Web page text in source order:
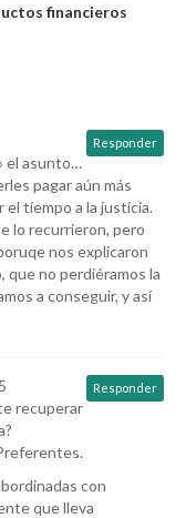
financieros
Responder
el asunto…
pagar aún más
tiempo a la justicia.
lo recurrieron, pero
nos explicaron
que no perdiéramos la
a conseguir, y así
Responder
recuperar
con
que lleva